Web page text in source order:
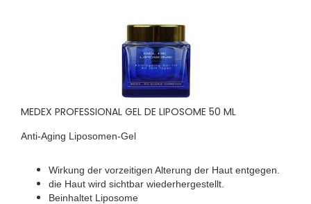
MEDEX PROFESSIONAL GEL DE LIPOSOME 50 ML
Anti-Aging Liposomen-Gel
Wirkung der vorzeitigen Alterung der Haut entgegen.
die Haut wird sichtbar wiederhergestellt.
Beinhaltet Liposome